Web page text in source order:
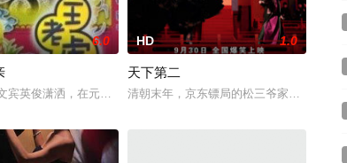
定与年轻姑娘玛利亚开启一趟回忆之旅。导演科拉多·塞隆的长
故事。影片中可以回顾惜日香港面貌，从而勾起每位港人点滴回忆
6.0
宾英俊潇洒，在元宵灯会上男扮女装，连他的好友祝枝山都未认
HD 1.0
天下第二
清朝末年，京东镖局的松三爷家道中落，